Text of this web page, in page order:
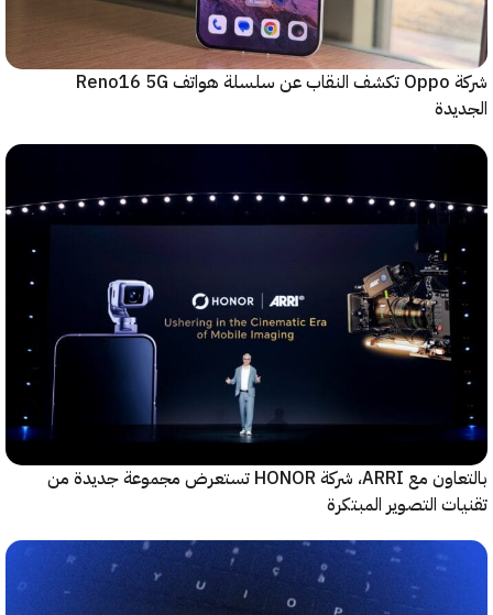
شركة Oppo تكشف النقاب عن سلسلة هواتف Reno16 5G
بالتعاون مع ARRI، شركة HONOR تستعرض مجموعة جديدة من
التصوير المبتكرة